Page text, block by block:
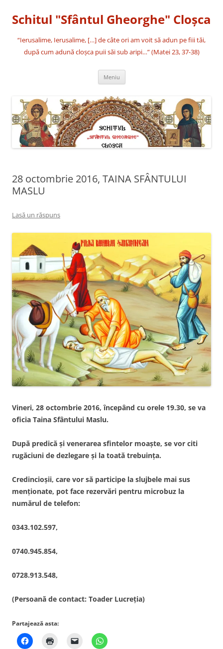
conținut
Schitul "Sfântul Gheorghe" Cloşca
“Ierusalime, Ierusalime, […] de câte ori am voit să adun pe fiii tăi,
după cum adună cloşca puii săi sub aripi…” (Matei 23, 37-38)
Meniu
28 octombrie 2016, TAINA SFÂNTULUI
MASLU
Lasă un răspuns
Vineri, 28 octombrie 2016, începând cu orele 19.30, se va
oficia Taina Sfântului Maslu.
După predică şi venerarea sfintelor moaşte, se vor citi
rugăciuni de dezlegare şi la toată trebuinţa.
Credincioşii, care vor să participe la slujbele mai sus
menţionate, pot face rezervări pentru microbuz la
numărul de telefon:
0343.102.597,
0740.945.854,
0728.913.548,
(Persoană de contact: Toader Lucreția)
Partajează asta: